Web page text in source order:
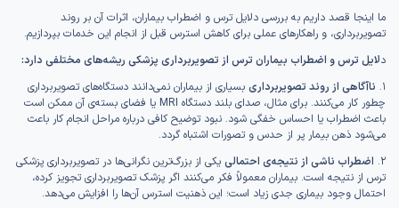
ما اینجا قصد داریم به بررسی دلایل ترس و اضطراب بیماران، اثرات آن بر روند
تصویربرداری، و راهکارهای عملی برای کاهش استرس قبل از انجام این خدمات بپردازیم.
دلایل ترس و اضطراب بیماران ترس از تصویربرداری پزشکی ریشه‌های مختلفی دارد:
۱. ناآگاهی از روند تصویربرداری بسیاری از بیماران نمی‌دانند دستگاه‌های تصویربرداری
چطور کار می‌کنند. برای مثال، صدای بلند دستگاه MRI یا فضای بسته‌ی آن ممکن است
باعث اضطراب یا احساس خفگی شود. نبود توضیح کافی درباره مراحل انجام کار باعث
می‌شود ذهن بیمار پر از حدس و تصورات اشتباه گردد.
۲. اضطراب ناشی از نتیجه‌ی احتمالی یکی از بزرگ‌ترین نگرانی‌ها در تصویربرداری پزشکی
ترس از نتیجه است. بیماران معمولاً فکر می‌کنند اگر پزشک تصویربرداری تجویز کرده،
احتمال وجود بیماری جدی زیاد است؛ این ذهنیت استرس آن‌ها را افزایش می‌دهد.